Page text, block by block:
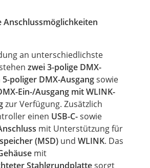
Anschlussmöglichkeiten
an unterschiedlichste
zwei 3-polige DMX-
5-poliger DMX-Ausgangsowie
Ein-/Ausgang mit WLINK-
zur Verfügung. Zusätzlich
einen USB-C-sowie
mit Unterstützung für
(MSD) und WLINK. Das
mit
Stahlgrundplattesorgt